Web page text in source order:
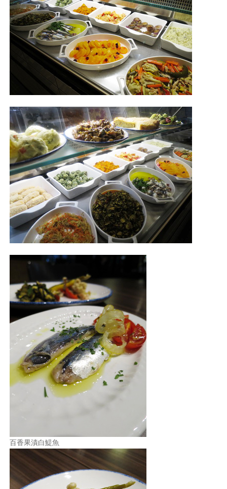
百香果漬白鯷魚